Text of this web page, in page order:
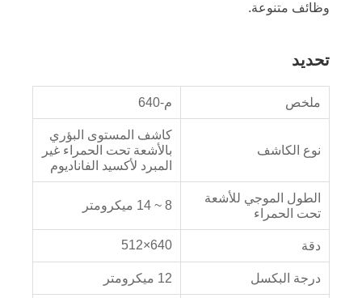
وظائف متنوعة.
تحديد
ملخص م-640
نوع الكاشف
كاشف المستوى البؤري
بالأشعة تحت الحمراء غير
المبرد لأكسيد الفاناديوم
الطول الموجي للأشعة
تحت الحمراء
8 ~ 14 ميكرومتر
دقة 640×512
درجة البكسل 12 ميكرومتر